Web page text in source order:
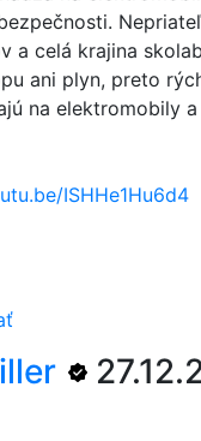
a celá krajina
ani plyn, preto
na elektromobily
ISHHe1Hu6d4